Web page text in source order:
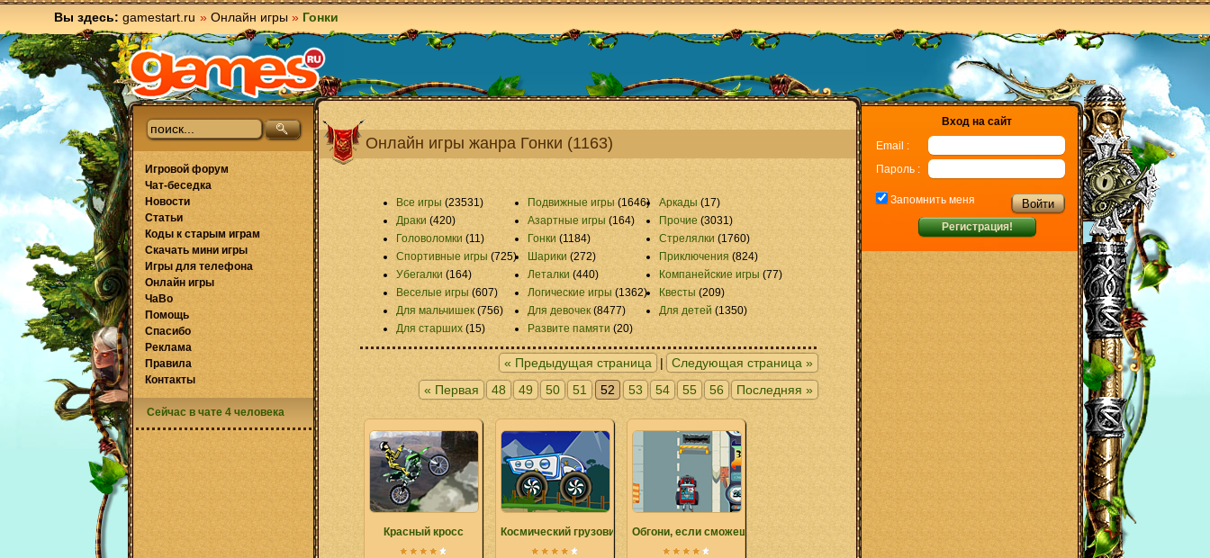
Вы здесь: gamestart.ru » Онлайн игры » Гонки
Онлайн игры жанра Гонки (1163)
Все игры (23531) Подвижные игры (1646) Аркады (17)
Драки (420) Азартные игры (164) Прочие (3031)
Головоломки (11) Гонки (1184) Стрелялки (1760)
Спортивные игры (725) Шарики (272) Приключения (824)
Убегалки (164) Леталки (440) Компанейские игры (77)
Веселые игры (607) Логические игры (1362) Квесты (209)
Для мальчишек(756) Для девочек (8477) Для детей (1350)
Для старших (15) Развите памяти (20)
« Предыдущая страница |
Следующая страница »
« Первая
48 49 50 51 52 53 54 55 56 Последняя »
Красный кросс Космический грузовик Обгони, если сможешь
Игровой форум
Чат-беседка
Новости
Статьи
Коды к старым играм
Скачать мини игры
Игры для телефона
Онлайн игры
ЧаВо
Помощь
Спасибо
Реклама
Правила
Контакты
Сейчас в чате 4 человека
Вход на сайт
Email :
Пароль :
Запомнить меня
Регистрация!